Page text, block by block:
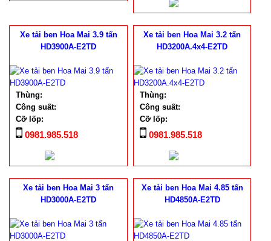
Xe tải ben Hoa Mai 3.9 tấn
HD3900A-E2TD
Thùng:
Công suất:
Cỡ lốp:
0981.985.518
Xe tải ben Hoa Mai 3.2 tấn
HD3200A.4x4-E2TD
Thùng:
Công suất:
Cỡ lốp:
0981.985.518
Xe tải ben Hoa Mai 3 tấn
HD3000A-E2TD
Xe tải ben Hoa Mai 4.85 tấn
HD4850A-E2TD